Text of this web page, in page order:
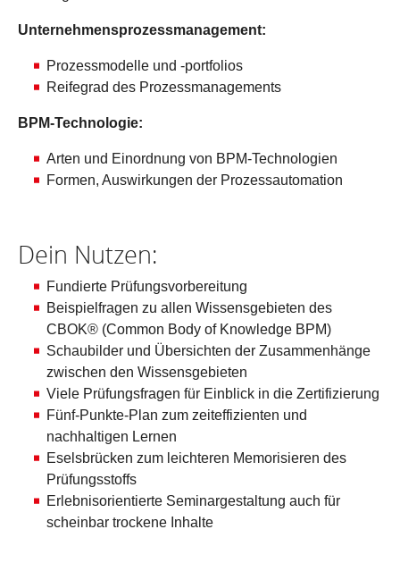
Unternehmensprozessmanagement:
Prozessmodelle und -portfolios
Reifegrad des Prozessmanagements
BPM-Technologie:
Arten und Einordnung von BPM-Technologien
Formen, Auswirkungen der Prozessautomation
Dein Nutzen:
Fundierte Prüfungsvorbereitung
Beispielfragen zu allen Wissensgebieten des
CBOK® (Common Body of Knowledge BPM)
Schaubilder und Übersichten der Zusammenhänge
zwischen den Wissensgebieten
Viele Prüfungsfragen für Einblick in die Zertifizierung
Fünf-Punkte-Plan zum zeiteffizienten und
nachhaltigen Lernen
Eselsbrücken zum leichteren Memorisieren des
Prüfungsstoffs
Erlebnisorientierte Seminargestaltung auch für
scheinbar trockene Inhalte